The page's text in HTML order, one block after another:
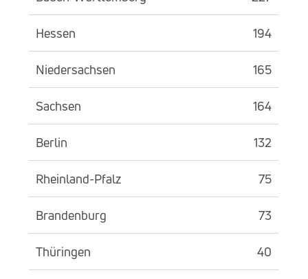
Hessen 194
Niedersachsen 165
Sachsen 164
Berlin 132
Rheinland-Pfalz 75
Brandenburg 73
Thüringen 40